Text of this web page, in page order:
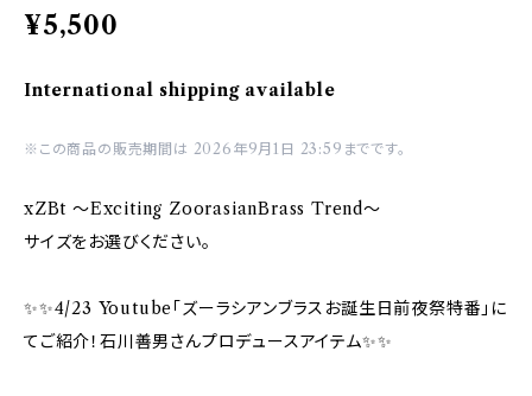
¥5,500
International shipping available
※この商品の販売期間は 2026年9月1日 23:59までです。
xZBt ～Exciting ZoorasianBrass Trend～
サイズをお選びください。
✨✨4/23 Youtube「ズーラシアンブラスお誕生日前夜祭特番」に
てご紹介！石川善男さんプロデュースアイテム✨✨